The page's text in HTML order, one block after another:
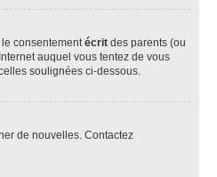
consentementécrit des parents (ou
auquel vous tentez de vous
soulignées ci-dessous.
de nouvelles. Contactez